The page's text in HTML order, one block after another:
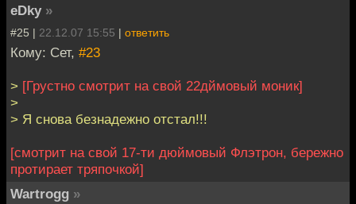
eDky »
#25 | 22.12.07 15:55 | ответить
Кому: Сет, #23
> [Грустно смотрит на свой 22дймовый моник]
>
> Я снова безнадежно отстал!!!
[смотрит на свой 17-ти дюймовый Флэтрон, бережно
протирает тряпочкой]
Wartrogg »